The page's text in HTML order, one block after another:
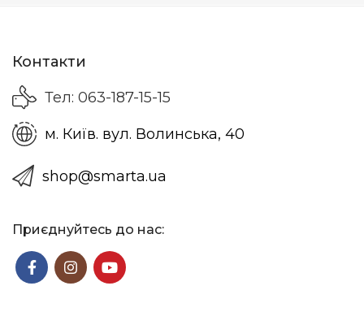
Контакти
Тел: 063-187-15-15
м. Київ. вул. Волинська, 40
shop@smarta.ua
Приєднуйтесь до нас: